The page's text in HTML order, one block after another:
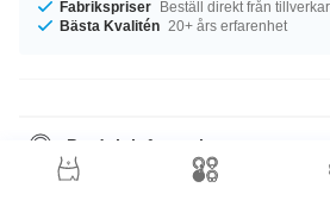
Fabrikspriser Beställ direkt från
Bästa Kvalitén 20+ års erfarenhet
Produktinformation
Det här underbara smycket har olika